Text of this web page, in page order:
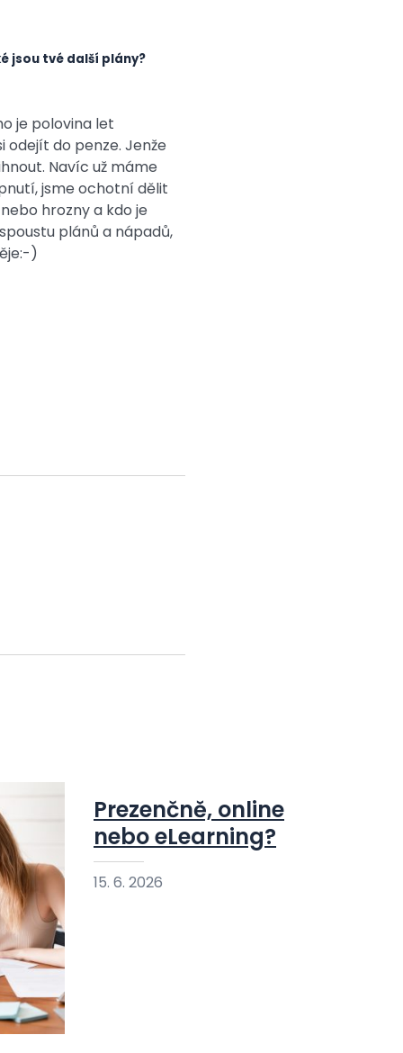
jsou tvé další plány?
je polovina let
odejít do penze. Jenže
Navíc už máme
jsme ochotní dělit
hrozny a kdo je
plánů a nápadů,
)
Prezenčně, online
nebo eLearning?
15. 6. 2026